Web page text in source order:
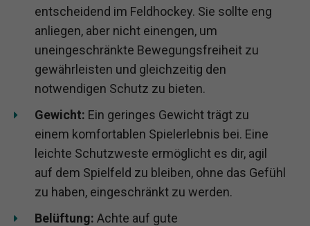
entscheidend im Feldhockey. Sie sollte eng
anliegen, aber nicht einengen, um
uneingeschränkte Bewegungsfreiheit zu
gewährleisten und gleichzeitig den
notwendigen Schutz zu bieten.
Gewicht: Ein geringes Gewicht trägt zu
einem komfortablen Spielerlebnis bei. Eine
leichte Schutzweste ermöglicht es dir, agil
auf dem Spielfeld zu bleiben, ohne das Gefühl
zu haben, eingeschränkt zu werden.
Belüftung: Achte auf gute